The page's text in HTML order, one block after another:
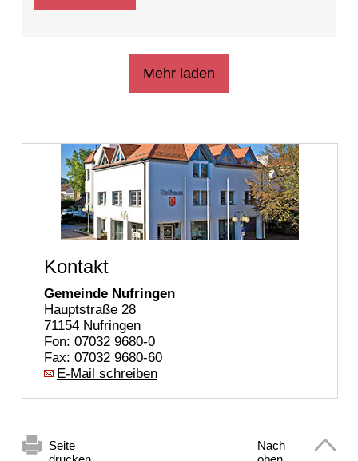
Mehr laden
Kontakt
Gemeinde Nufringen
Hauptstraße 28
71154 Nufringen
Fon: 07032 9680-0
Fax: 07032 9680-60
E-Mail schreiben
Seite
Nach